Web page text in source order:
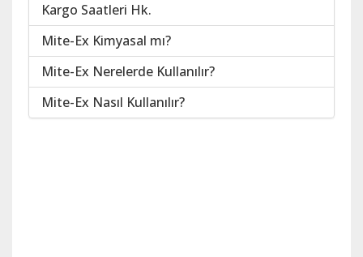
Kargo Saatleri Hk.
Mite-Ex Kimyasal mı?
Mite-Ex Nerelerde Kullanılır?
Mite-Ex Nasıl Kullanılır?